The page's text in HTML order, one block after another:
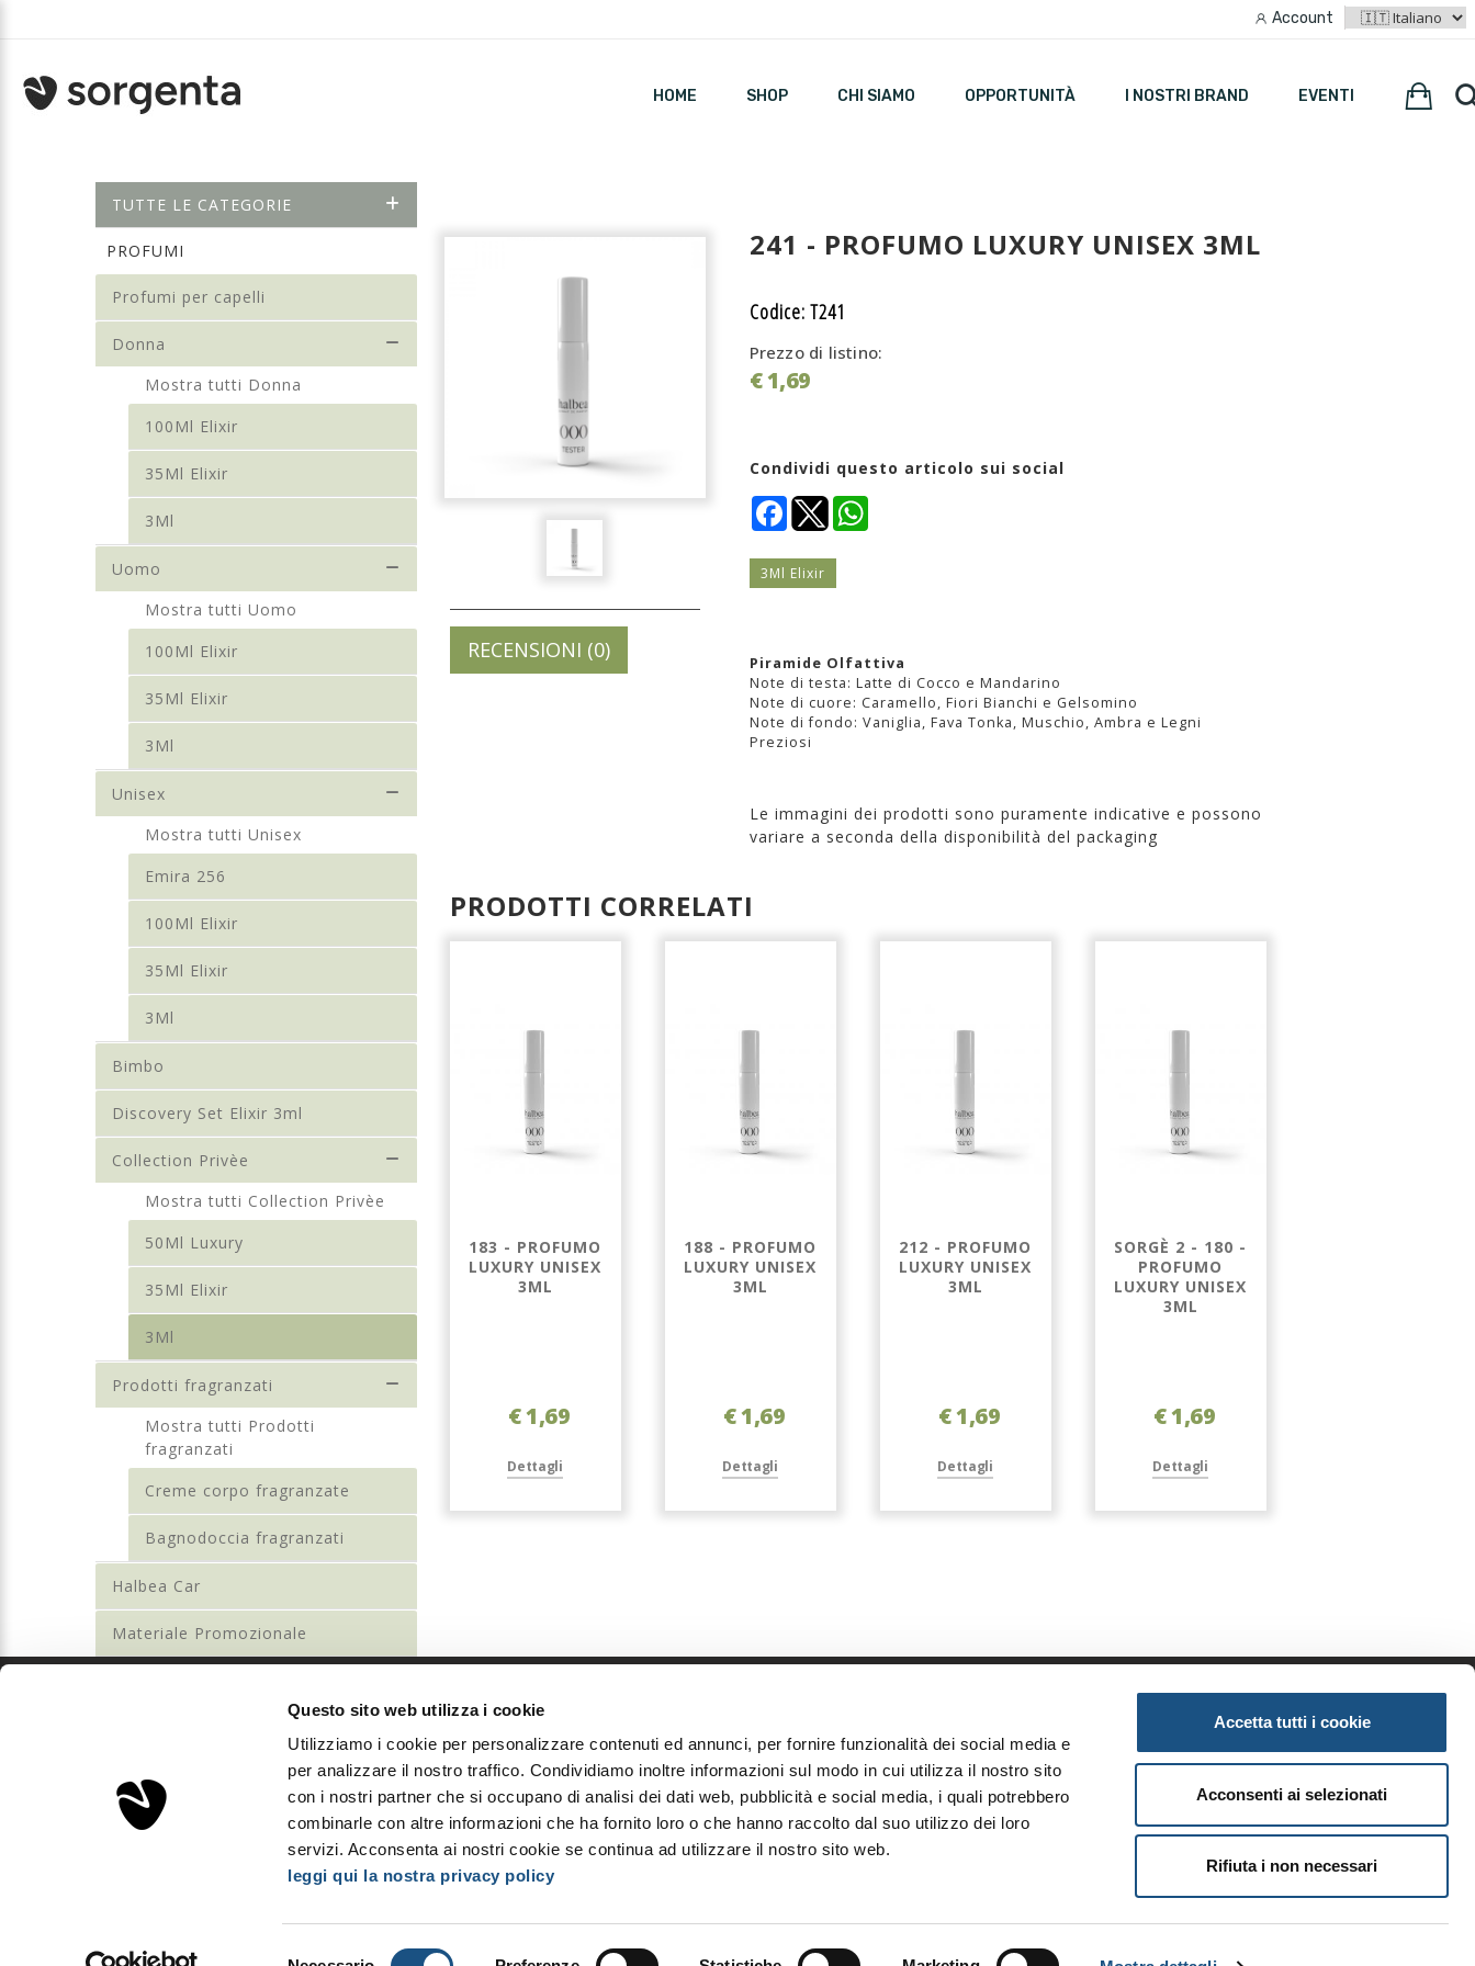
Questo sito web utilizza i cookie
Utilizziamo i cookie per personalizzare contenuti ed annunci, per fornire funzionalità dei social media e
per analizzare il nostro traffico. Condividiamo inoltre informazioni sul modo in cui utilizza il nostro sito
con i nostri partner che si occupano di analisi dei dati web, pubblicità e social media, i quali potrebbero
combinarle con altre informazioni che ha fornito loro o che hanno raccolto dal suo utilizzo dei loro
servizi. Acconsenta ai nostri cookie se continua ad utilizzare il nostro sito web.
leggi qui la nostra privacy policy
Accetta tutti i cookie
Acconsenti ai selezionati
Rifiuta i non necessari
Account
HOME SHOP CHI SIAMO OPPORTUNITÀ I NOSTRI BRAND EVENTI
TUTTE LE CATEGORIE
PROFUMI
Profumi per capelli
Donna
Mostra tutti Donna
100Ml Elixir
35Ml Elixir
3Ml
Uomo
Mostra tutti Uomo
100Ml Elixir
35Ml Elixir
3Ml
Unisex
Mostra tutti Unisex
Emira 256
100Ml Elixir
35Ml Elixir
3Ml
Bimbo
Discovery Set Elixir 3ml
Collection Privèe
Mostra tutti Collection Privèe
50Ml Luxury
35Ml Elixir
3Ml
Prodotti fragranzati
Mostra tutti Prodotti
fragranzati
Creme corpo fragranzate
Bagnodoccia fragranzati
Halbea Car
Materiale Promozionale
RECENSIONI (0)
241 - PROFUMO LUXURY UNISEX 3ML
Codice: T241
Prezzo di listino:
€ 1,69
Condividi questo articolo sui social
FacebookWhatsApp
3Ml Elixir
Piramide Olfattiva
Note di testa: Latte di Cocco e Mandarino
Note di cuore: Caramello, Fiori Bianchi e Gelsomino
Note di fondo: Vaniglia, Fava Tonka, Muschio, Ambra e Legni
Preziosi
Le immagini dei prodotti sono puramente indicative e possono
variare a seconda della disponibilità del packaging
PRODOTTI CORRELATI
234 - PROFUMO
LUXURY UNISEX
35ML ELIXIR
€ 30,00
Dettagli
LUXURY UNISEX
€ 22,00
Dettagli
183 - PROFUMO
LUXURY UNISEX
3ML
€ 1,69
Dettagli
188 - PROFUMO
LUXURY UNISEX
3ML
€ 1,69
Dettagli
212 - PROFUMO
LUXURY UNISEX
3ML
€ 1,69
Dettagli
SORGÈ 2 - 180 -
PROFUMO
LUXURY UNISEX
3ML
€ 1,69
Dettagli
Via Podgora, 5 - 20122 Milano, Italia
P.Iva IT03893310163 - REA MI2008600
Home
Accedi
Registrati
Chi siamo
I nostri brand
Eventi
Informazioni
Privacy
Condizioni generali
Copyright © Sorgenta 2025. All Rights Reserved.